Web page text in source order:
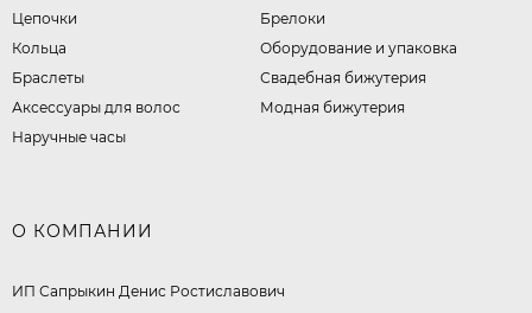
Цепочки
Кольца
Браслеты
Аксессуары для волос
Наручные часы
Брелоки
Оборудование и упаковка
Свадебная бижутерия
Модная бижутерия
О КОМПАНИИ
ИП Сапрыкин Денис Ростиславович